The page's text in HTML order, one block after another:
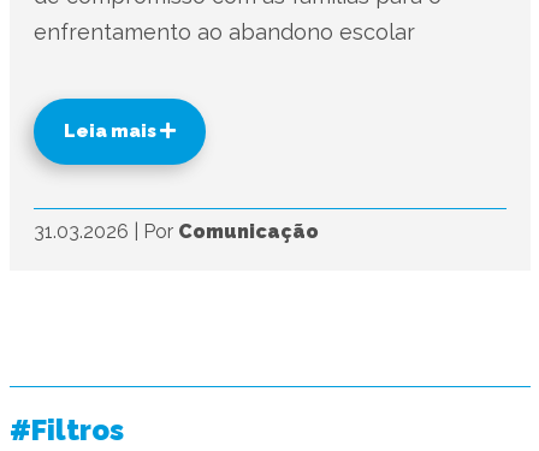
enfrentamento ao abandono escolar
Leia mais
31.03.2026 Por Comunicação
#Filtros